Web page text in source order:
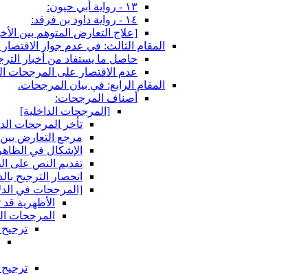
١٣ - رواية أبي حيون:
١٤ - رواية داود بن فرقد:
[علاج التعارض المتوهم بين
المقام الثالث: في عدم جواز
حاصل ما يستفاد من أخبار
عدم الاقتصار على المرجحات
المقام الرابع: في بيان المرجحات.
أصناف المرجحات:
[المرجحات الداخلية]
تأخر المرجحات
مرجع التعارض
الإشكال في
تقديم النص على
انحصار الترجيح
[المرجحات في
الأظهرية
المرجحات